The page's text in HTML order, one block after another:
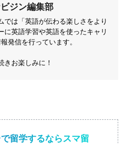
ジン編集部
では「英語が伝わる楽しさをより
に英語学習や英語を使ったキャリ
発信を行っています。
きお楽しみに！
留学するならスマ留